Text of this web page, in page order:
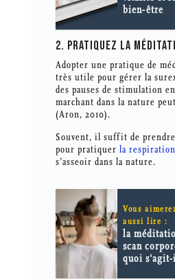
bien-être
2. PRATIQUEZ LA
Adopter une pratique de
très utile pour gérer la
des pauses de stimulation
marchant dans la nature
(Aron, 2010).
Souvent, il suffit de
pour pratiquer la
s’asseoir dans la nature.
Vous
aussi lire :
la
scan
quoi